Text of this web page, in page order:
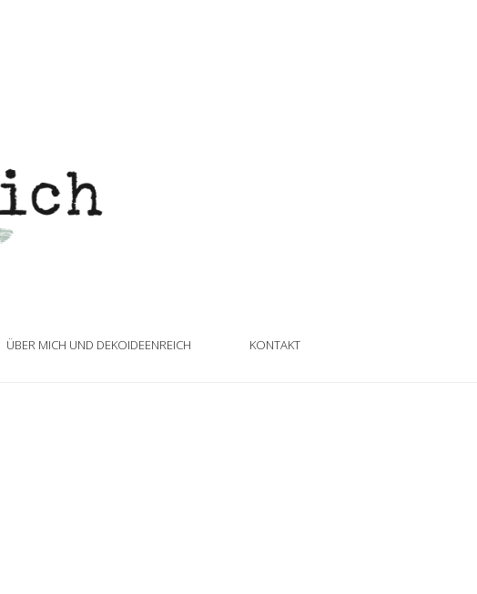
ÜBER MICH UND DEKOIDEENREICH KONTAKT